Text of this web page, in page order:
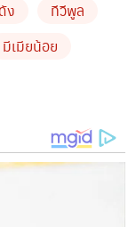
อบแย่งซีนเบาๆ
ง
ทีวีพูล
มีเมียน้อย